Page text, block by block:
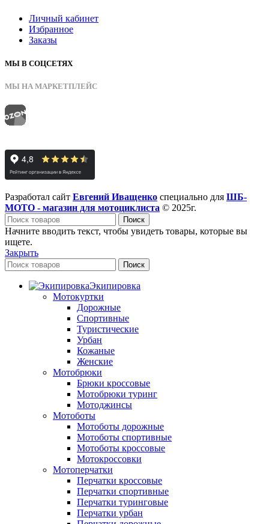
Личный кабинет
Избранное
Заказы
МЫ В СОЦСЕТЯХ
МЫ НА МАРКЕТПЛЕЙС
Разработал сайт Евгений Иващенко специально для ШБ-
МОТО - магазин для мотоциклиста © 2025г.
Поиск
Начните вводить текст, чтобы увидеть товары, которые вы
ищете.
Закрыть
Поиск
Экипировка
Мотокуртки
Дорожные
Спортивные
Туристические
Урбан
Кожаные
Женские
Мотобрюки
Брюки кроссовые
Мотобрюки туринг
Мотоджинсы
Мотоботы
Мотоботы дорожные
Мотоботы спортивные
Мотоботы кроссовые
Мотокроссовки
Мотоперчатки
Перчатки кроссовые
Перчатки спортивные
Перчатки туринговые
Перчатки урбан